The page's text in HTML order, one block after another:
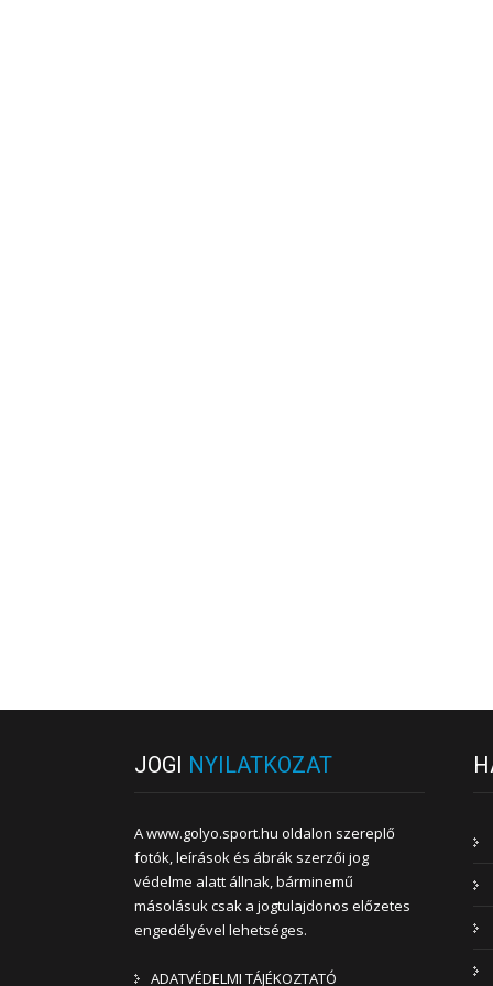
JOGI NYILATKOZAT
A www.golyo.sport.hu oldalon szereplő
fotók, leírások és ábrák szerzői jog
védelme alatt állnak, bárminemű
másolásuk csak a jogtulajdonos előzetes
engedélyével lehetséges.
ADATVÉDELMI TÁJÉKOZTATÓ